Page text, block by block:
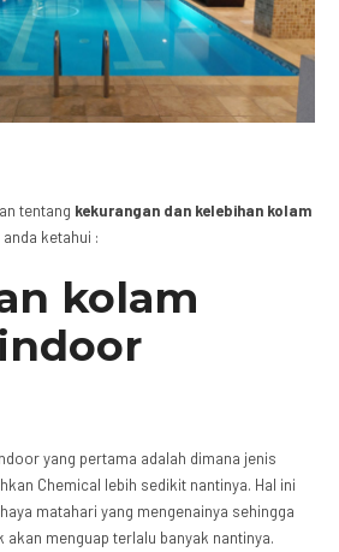
tentang kekurangan dan kelebihan kolam
ketahui :
kolam
yang pertama adalah dimana jenis
Chemical lebih sedikit nantinya. Hal ini
matahari yang mengenainya sehingga
akan menguap terlalu banyak nantinya.